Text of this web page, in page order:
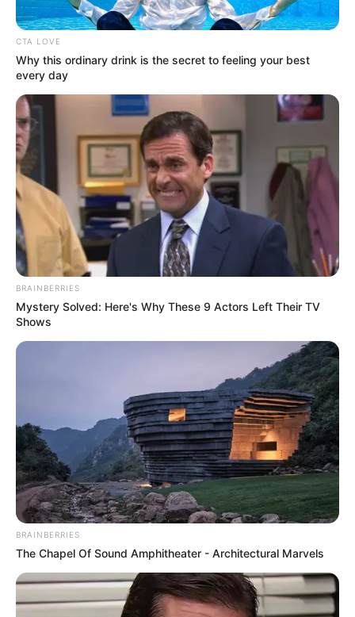
CTA LOVE
Why this ordinary drink is the secret to feeling your best
every day
BRAINBERRIES
Mystery Solved: Here's Why These 9 Actors Left Their TV
Shows
BRAINBERRIES
The Chapel Of Sound Amphitheater - Architectural Marvels